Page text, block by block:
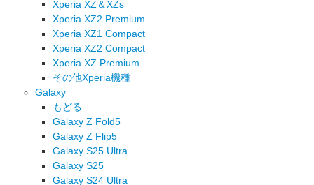
Xperia XZ＆XZs
Xperia XZ2 Premium
Xperia XZ1 Compact
Xperia XZ2 Compact
Xperia XZ Premium
その他Xperia機種
Galaxy
もどる
Galaxy Z Fold5
Galaxy Z Flip5
Galaxy S25 Ultra
Galaxy S25
Galaxy S24 Ultra